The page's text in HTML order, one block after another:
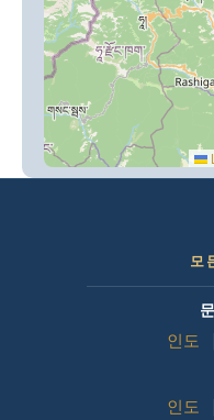
모
인도
인도